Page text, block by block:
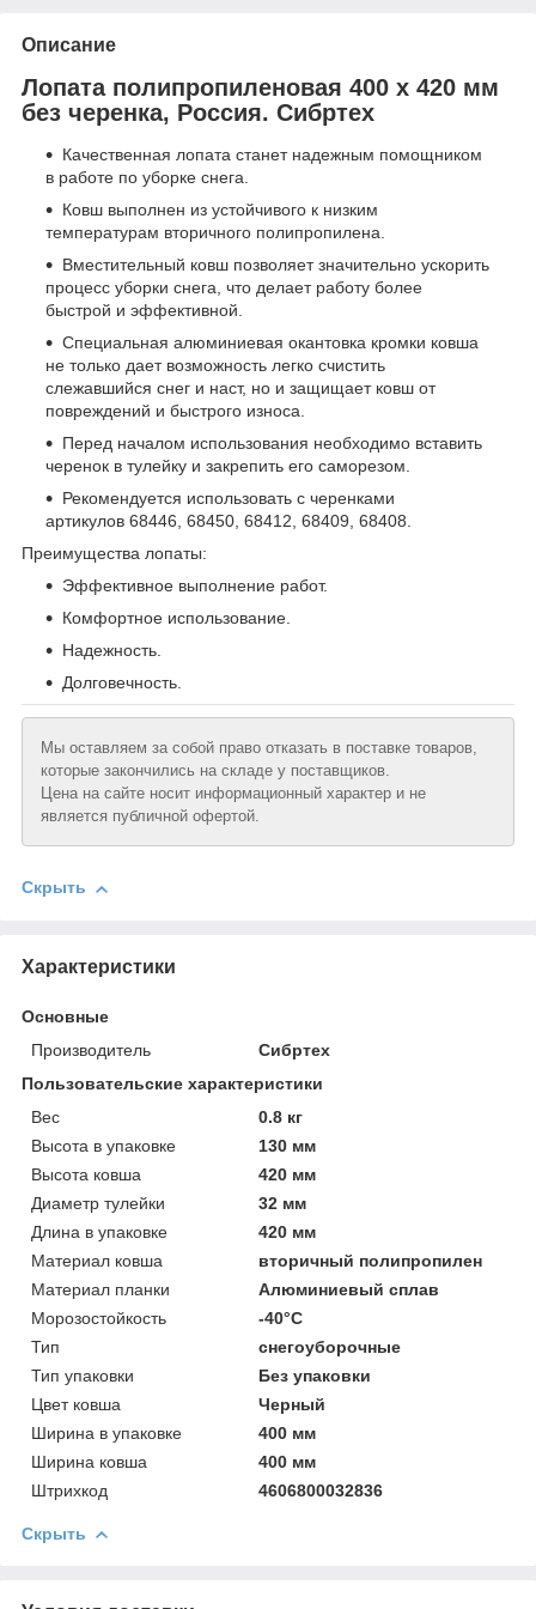
Описание
Лопата полипропиленовая 400 x 420 мм
без черенка, Россия. Сибртеx
Качественная лопата станет надежным помощником
в работе по уборке снега.
Ковш выполнен из устойчивого к низким
температурам вторичного полипропилена.
Вместительный ковш позволяет значительно ускорить
процесс уборки снега, что делает работу более
быстрой и эффективной.
Специальная алюминиевая окантовка кромки ковша
не только дает возможность легко счистить
слежавшийся снег и наст, но и защищает ковш от
повреждений и быстрого износа.
Перед началом использования необходимо вставить
черенок в тулейку и закрепить его саморезом.
Рекомендуется использовать с черенками
артикулов 68446, 68450, 68412, 68409, 68408.
Преимущества лопаты:
Эффективное выполнение работ.
Комфортное использование.
Надежность.
Долговечность.
Мы оставляем за собой право отказать в поставке товаров,
которые закончились на складе у поставщиков.
Цена на сайте носит информационный характер и не
является публичной офертой.
Скрыть
Характеристики
Основные
Производитель
Сибртех
Пользовательские характеристики
Вeс
0.8 кг
Высотa в упаковке
130 мм
Высотa ковша
420 мм
Диаметр тулейки
32 мм
Длинa в упаковке
420 мм
Материал ковша
вторичный полипропилен
Материал планки
Алюминиевый сплав
Морозостойкость
-40°С
Тип
снегоуборочные
Тип упаковки
Без упаковки
Цвет ковша
Черный
Ширинa в упаковке
400 мм
Ширинa ковша
400 мм
Штрихкод
4606800032836
Скрыть